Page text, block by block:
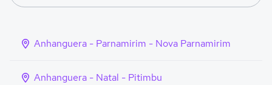
Anhanguera - Parnamirim - Nova Parnamirim
Anhanguera - Natal - Pitimbu